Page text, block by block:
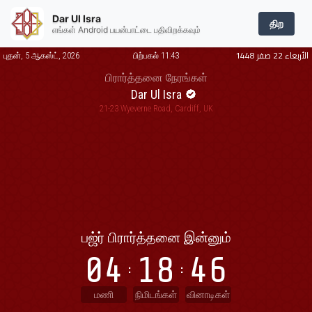
Dar Ul Isra
எங்கள் Android பயன்பாட்டை பதிவிறக்கவும்
திற
புதன், 5 ஆகஸ்ட், 2026 பிற்பகல் 11:43 الأربعاء 22 صفر 1448
பிரார்த்தனை நேரங்கள்
Dar Ul Isra
21-23 Wyeverne Road, Cardiff, UK
பஜ்ர் பிரார்த்தனை இன்னும்
04
மணி
18
நிமிடங்கள்
46
வினாடிகள்